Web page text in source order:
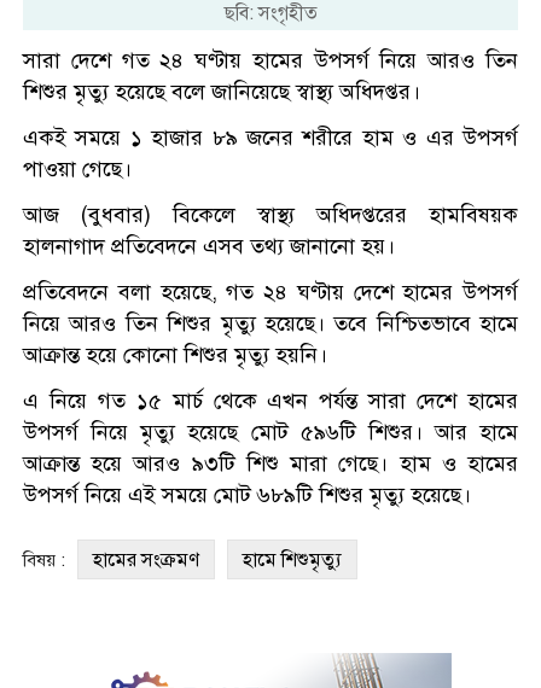
ছবি: সংগৃহীত
সারা দেশে গত ২৪ ঘণ্টায় হামের উপসর্গ নিয়ে আরও তিন
শিশুর মৃত্যু হয়েছে বলে জানিয়েছে স্বাস্থ্য অধিদপ্তর।
একই সময়ে ১ হাজার ৮৯ জনের শরীরে হাম ও এর উপসর্গ
পাওয়া গেছে।
আজ (বুধবার) বিকেলে স্বাস্থ্য অধিদপ্তরের হামবিষয়ক
হালনাগাদ প্রতিবেদনে এসব তথ্য জানানো হয়।
প্রতিবেদনে বলা হয়েছে, গত ২৪ ঘণ্টায় দেশে হামের উপসর্গ
নিয়ে আরও তিন শিশুর মৃত্যু হয়েছে। তবে নিশ্চিতভাবে হামে
আক্রান্ত হয়ে কোনো শিশুর মৃত্যু হয়নি।
এ নিয়ে গত ১৫ মার্চ থেকে এখন পর্যন্ত সারা দেশে হামের
উপসর্গ নিয়ে মৃত্যু হয়েছে মোট ৫৯৬টি শিশুর। আর হামে
আক্রান্ত হয়ে আরও ৯৩টি শিশু মারা গেছে। হাম ও হামের
উপসর্গ নিয়ে এই সময়ে মোট ৬৮৯টি শিশুর মৃত্যু হয়েছে।
বিষয় : হামের সংক্রমণ হামে শিশুমৃত্যু